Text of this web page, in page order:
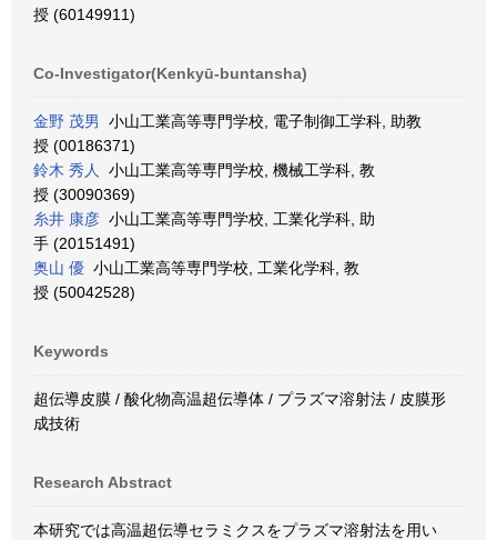
授 (60149911)
Co-Investigator(Kenkyū-buntansha)
金野 茂男
小山工業高等専門学校, 電子制御工学科, 助教
授 (00186371)
鈴木 秀人
小山工業高等専門学校, 機械工学科, 教
授 (30090369)
糸井 康彦 小山工業高等専門学校, 工業化学科, 助
手 (20151491)
奥山 優 小山工業高等専門学校, 工業化学科, 教
授 (50042528)
Keywords
超伝導皮膜 / 酸化物高温超伝導体 / プラズマ溶射法 / 皮膜形
成技術
Research Abstract
本研究では高温超伝導セラミクスをプラズマ溶射法を用い